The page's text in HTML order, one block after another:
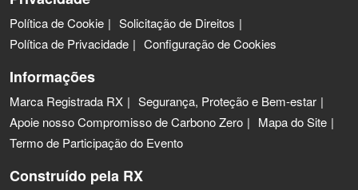
Política de Cookie
Solicitação de Direitos
Política de Privacidade
Configuração de Cookies
Informações
Marca Registrada RX
Segurança, Proteção e Bem-estar
Apoie nosso Compromisso de Carbono Zero
Mapa do Site
Termo de Participação do Evento
Construído pela RX